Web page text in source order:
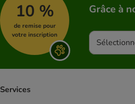
Pressées à froid
Royal Canin Breed
10 %
de remise pour
votre inscription
Grâce à
Services